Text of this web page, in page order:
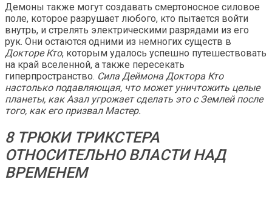
Демоны также могут создавать смертоносное силовое
поле, которое разрушает любого, кто пытается войти
внутрь, и стрелять электрическими разрядами из его
рук. Они остаются одними из немногих существ в
Докторе Кто, которым удалось успешно путешествовать
на край вселенной, а также пересекать
гиперпространство. Сила Деймона Доктора Кто
настолько подавляющая, что может уничтожить целые
планеты, как Азал угрожает сделать это с Землей после
того, как его призвал Мастер.
8 ТРЮКИ ТРИКСТЕРА
ОТНОСИТЕЛЬНО ВЛАСТИ НАД
ВРЕМЕНЕМ